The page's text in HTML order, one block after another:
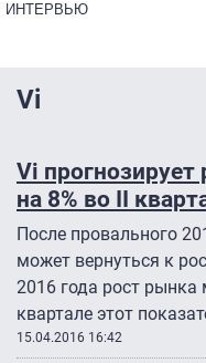
ИНТЕРВЬЮ
Vi
Vi
на 8% во II
После провального
может вернуться к
2016 года рост рынка
квартале этот
15.04.2016 16:42